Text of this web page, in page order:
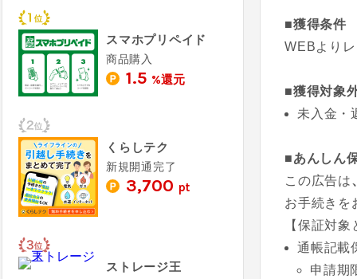
■獲得条件
WEBより
■獲得対象
未入金・
■あんしん
この広告は
お手続きを
【保証対
通帳記載
申請期
スマホプリペイド
商品購入
1.5 %還元
くらしテク
新規開通完了
3,700 pt
ストレージ王